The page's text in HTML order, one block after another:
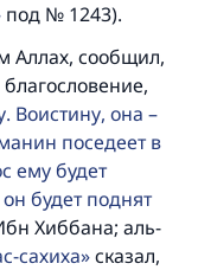
под № 1243).
Аллах, сообщил,
Воистину, она –
поседеет в
ему будет
будет поднят
Хиббана; аль-
сахиха сказал,